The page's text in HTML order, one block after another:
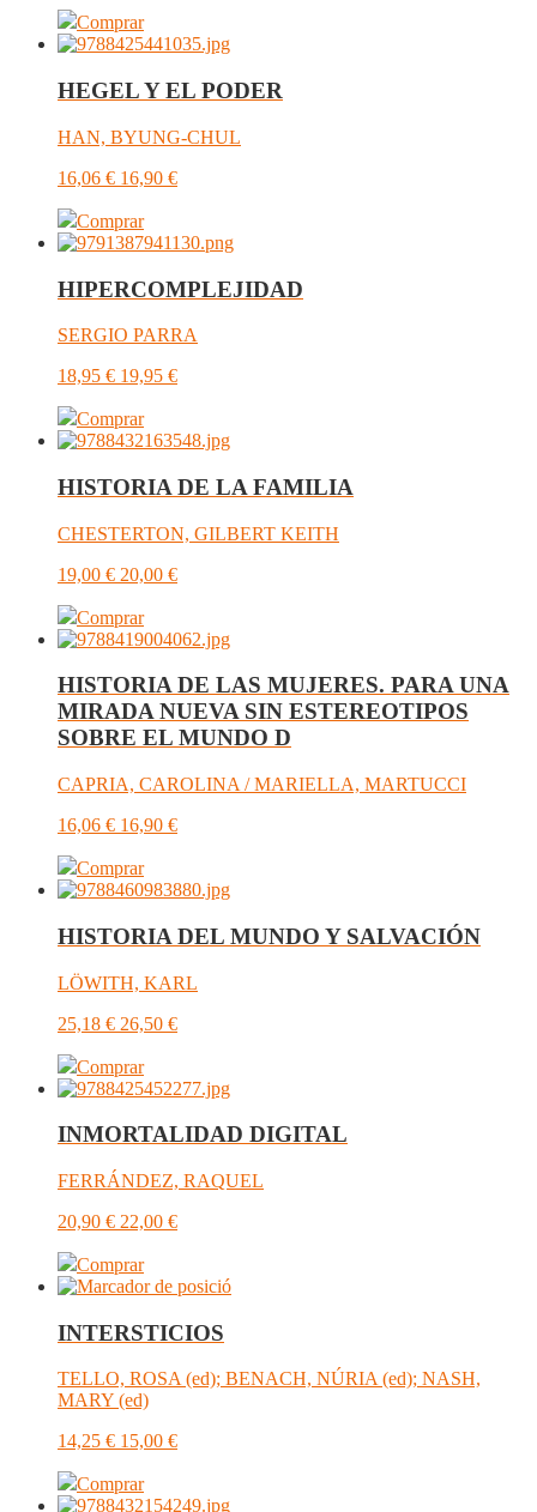
Comprar
HEGEL Y EL PODER
HAN, BYUNG-CHUL
16,06 € 16,90 €
Comprar
HIPERCOMPLEJIDAD
SERGIO PARRA
18,95 € 19,95 €
Comprar
HISTORIA DE LA FAMILIA
CHESTERTON, GILBERT KEITH
19,00 € 20,00 €
Comprar
HISTORIA DE LAS MUJERES. PARA UNA
MIRADA NUEVA SIN ESTEREOTIPOS
SOBRE EL MUNDO D
CAPRIA, CAROLINA / MARIELLA, MARTUCCI
16,06 € 16,90 €
Comprar
HISTORIA DEL MUNDO Y SALVACIÓN
LÖWITH, KARL
25,18 € 26,50 €
Comprar
INMORTALIDAD DIGITAL
FERRÁNDEZ, RAQUEL
20,90 € 22,00 €
Comprar
INTERSTICIOS
TELLO, ROSA (ed); BENACH, NÚRIA (ed); NASH,
MARY (ed)
14,25 € 15,00 €
Comprar